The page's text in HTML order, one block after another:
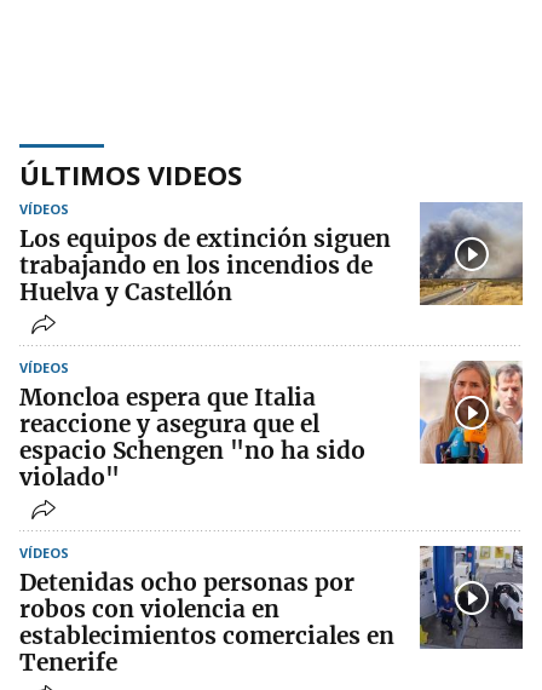
ÚLTIMOS VIDEOS
VÍDEOS
Los equipos de extinción siguen
trabajando en los incendios de
Huelva y Castellón
VÍDEOS
Moncloa espera que Italia
reaccione y asegura que el
espacio Schengen "no ha sido
violado"
VÍDEOS
Detenidas ocho personas por
robos con violencia en
establecimientos comerciales en
Tenerife